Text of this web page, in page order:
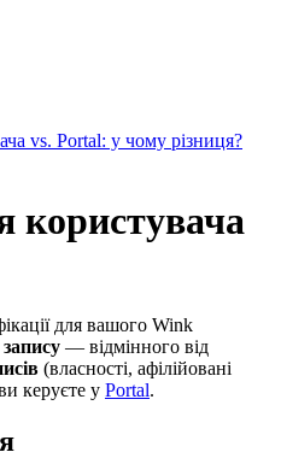
vs. Portal: у чому різниця?
користувача
для вашого Wink
— відмінного від
(власності, афілійовані
керуєте у Portal.